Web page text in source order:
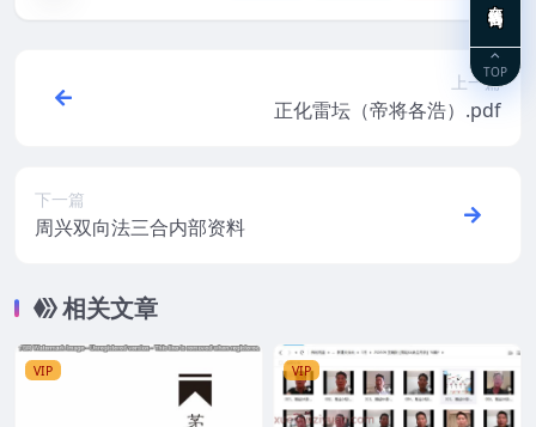
上一篇
正化雷坛（帝将各浩）.pdf
下一篇
周兴双向法三合内部资料
相关文章
VIP VIP
TOP